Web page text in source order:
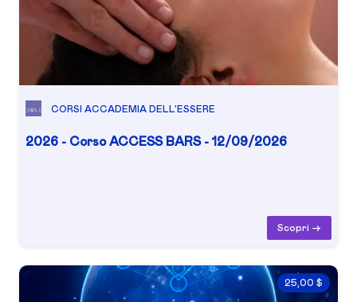
CORSI ACCADEMIA DELL'ESSERE
2026 - Corso ACCESS BARS - 12/09/2026
Scopri ->
25,00 $